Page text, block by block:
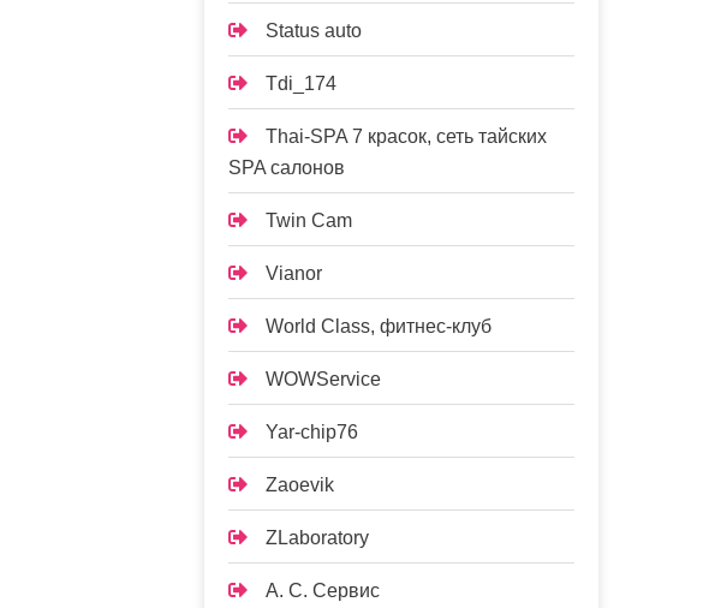
Status auto
Tdi_174
Thai-SPA 7 красок, сеть тайских
SPA салонов
Twin Cam
Vianor
World Class, фитнес-клуб
WOWService
Yar-chip76
Zaoevik
ZLaboratory
А. С. Сервис